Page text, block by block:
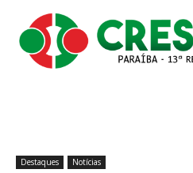
Destaques Notícias